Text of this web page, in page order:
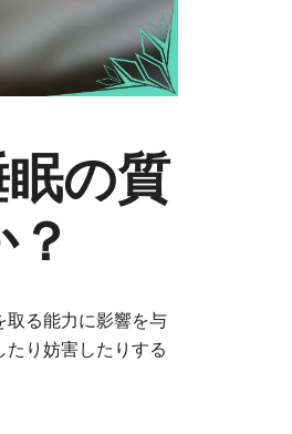
の質
取る能力に影響を与
り妨害したりする